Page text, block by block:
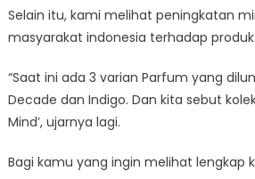
Selain itu, kami melihat peningkatan
masyarakat indonesia terhadap produk
“Saat ini ada 3 varian Parfum yang
Decade dan Indigo. Dan kita sebut
Mind’, ujarnya lagi.
Bagi kamu yang ingin melihat lengkap